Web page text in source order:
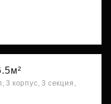
корпус, 3 секция,